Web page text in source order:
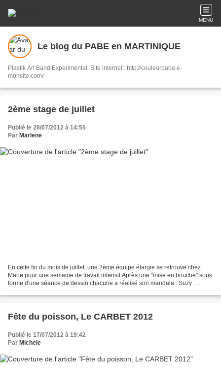
MENU
Le blog du PABE en MARTINIQUE
Plastik Art Band Experimental. Site internet : http://couleurpabe.e-
monsite.com/
2ème stage de juillet
Publié le 28/07/2012 à 14:55
Par Marlene
En cette fin du mois de juillet, une 2ème équipe élargie se retrouve chez
Marie pour une semaine de travail intensif Après une "mise en bouche" sous
forme d'une séance de dessin chacune a réalisé son mandala : Suzy :
Fête du poisson, Le CARBET 2012
Publié le 17/07/2012 à 19:42
Par Michele